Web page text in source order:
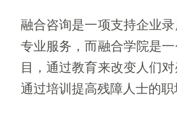
融合咨询是一项支持企业
专业服务，而融合学院是
目，通过教育来改变人们对
通过培训提高残障人士的职